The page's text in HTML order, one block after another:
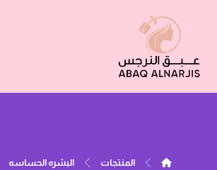
المنتجات البشره الحساسه